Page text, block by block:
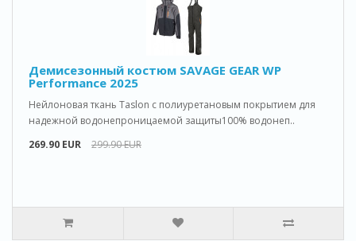
Демисезонный костюм SAVAGE GEAR WP
Performance 2025
Нейлоновая ткань Taslon с полиуретановым покрытием для
надежной водонепроницаемой защиты100% водонеп..
269.90 EUR
299.90 EUR